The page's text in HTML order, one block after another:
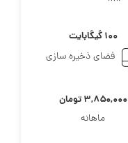
۱۰۰ گیگابایت
فضای ذخیره سازی
۳,۸۵۰,۰۰۰ تومان
ماهانه